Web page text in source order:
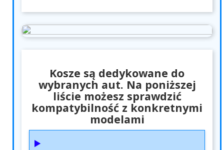
Kosze są dedykowane do
wybranych aut. Na poniższej
liście możesz sprawdzić
kompatybilność z konkretnymi
modelami